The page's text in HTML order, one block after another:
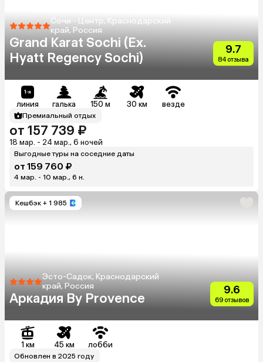
Сочи - Центр, Краснодарский
край, Россия
Grand Karat Sochi (Ex.
Hyatt Regency Sochi)
9.7
84 отзыва
линия галька 150 м 30 км везде
Премиальный отдых
от 157 739 ₽
18 мар. - 24 мар., 6 ночей
Выгодные туры на соседние даты
от 159 760 ₽
4 мар. - 10 мар., 6 н.
Кешбэк + 1 985
Эсто-Садок, Краснодарский
край, Россия
Аркадия By Provence
9.6
69 отзывов
1 км 45 км лобби
Обновлен в 2025 году